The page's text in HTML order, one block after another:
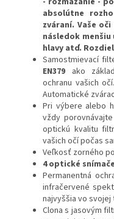
absolútne
zváraní. Vaše
následok
hlavy atď.
Samostmievací
EN379 ako
ochranu vašich
Automatické
Pri výbere alebo
vždy
optickú kvalitu
vašich očí počas
Veľkosť zorného
4 optické
Permanentná
infračervené
najvyššia vo svojej
Clona s jasovým